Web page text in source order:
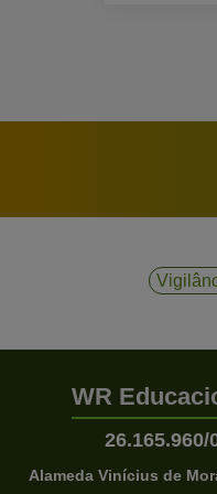
WR
26.165.960/
Alameda Vinícius de